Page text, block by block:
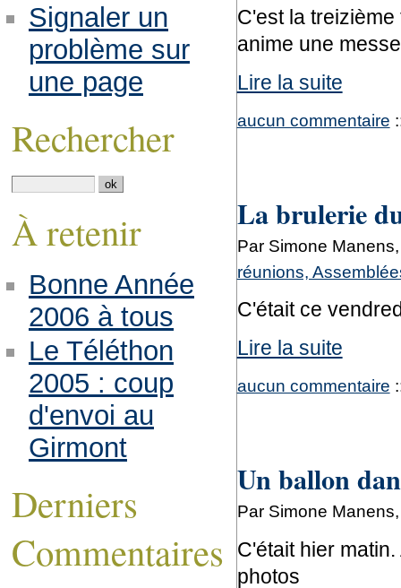
C'est la
anime une
Lire la suite
aucun commentaire
La brulerie
Par Simone
réunions,
C'était ce
Lire la suite
aucun commentaire
Un ballon
Par Simone
C'était hier
photos
Signaler un
problème sur
une page
Rechercher
À retenir
Bonne Année
2006 à tous
Le Téléthon
2005 : coup
d'envoi au
Girmont
Derniers
Commentaires